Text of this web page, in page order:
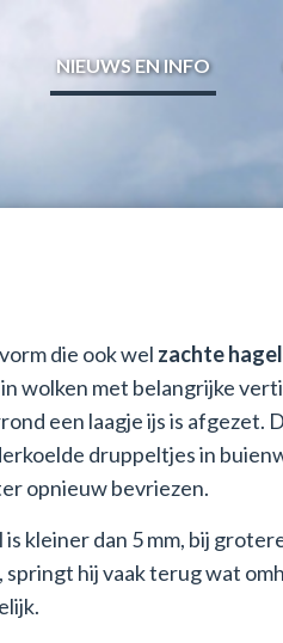
NIEUWS EN INFO
die ook wel zachte hagel
wolken met belangrijke
een laagje ijs is afgezet.
druppeltjes in
opnieuw bevriezen.
kleiner dan 5 mm, bij
hij vaak terug wat